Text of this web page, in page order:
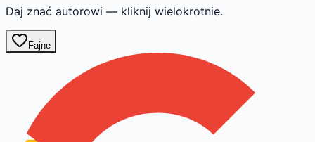
Daj znać autorowi — kliknij wielokrotnie.
Fajne